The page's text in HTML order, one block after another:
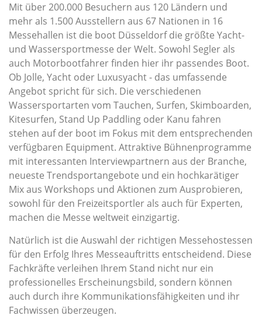
Mit über 200.000 Besuchern aus 120 Ländern und
mehr als 1.500 Ausstellern aus 67 Nationen in 16
Messehallen ist die boot Düsseldorf die größte Yacht-
und Wassersportmesse der Welt. Sowohl Segler als
auch Motorbootfahrer finden hier ihr passendes Boot.
Ob Jolle, Yacht oder Luxusyacht - das umfassende
Angebot spricht für sich. Die verschiedenen
Wassersportarten vom Tauchen, Surfen, Skimboarden,
Kitesurfen, Stand Up Paddling oder Kanu fahren
stehen auf der boot im Fokus mit dem entsprechenden
verfügbaren Equipment. Attraktive Bühnenprogramme
mit interessanten Interviewpartnern aus der Branche,
neueste Trendsportangebote und ein hochkarätiger
Mix aus Workshops und Aktionen zum Ausprobieren,
sowohl für den Freizeitsportler als auch für Experten,
machen die Messe weltweit einzigartig.
Natürlich ist die Auswahl der richtigen Messehostessen
für den Erfolg Ihres Messeauftritts entscheidend. Diese
Fachkräfte verleihen Ihrem Stand nicht nur ein
professionelles Erscheinungsbild, sondern können
auch durch ihre Kommunikationsfähigkeiten und ihr
Fachwissen überzeugen.